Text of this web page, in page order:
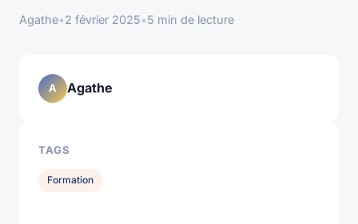
Agathe•2 février 2025•5 min de lecture
A Agathe
TAGS
Formation